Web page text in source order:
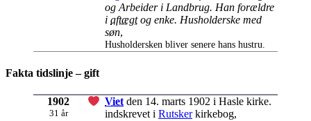
og Arbeider i Landbrug. Han forældre
i aftægtog enke. Husholderske med
søn,
Husholdersken bliver senere hans hustru.
Fakta tidslinje – gift
1902
31 år
Viet den 14. marts 1902 i Hasle kirke.
indskrevet i Rutskerkirkebog,